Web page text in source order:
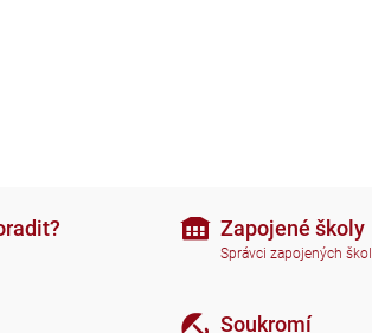
Zapojené školy
Správci zapojených škol
Soukromí